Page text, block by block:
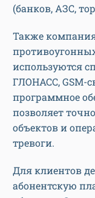
(банков, АЗС,
Также
используются
ГЛОНАСС, GSM-
программное
позволяет
объектов и
тревоги.
Для клиентов
абонентскую